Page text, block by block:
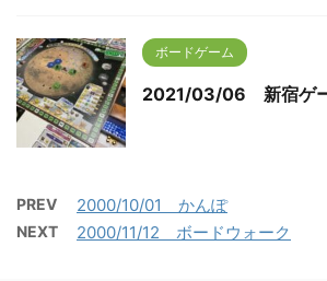
ボードゲーム
2021/03/06 新宿ゲ
PREV 2000/10/01 かんぽ
NEXT 2000/11/12 ボードウォーク